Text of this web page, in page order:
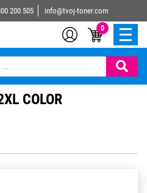
200 505 info@tvoj-toner.com
0
COLOR